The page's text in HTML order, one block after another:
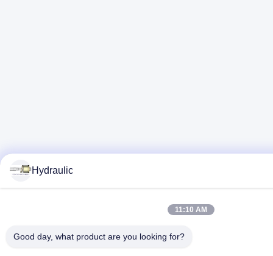
Hydraulic
11:10 AM
Good day, what product are you looking for?